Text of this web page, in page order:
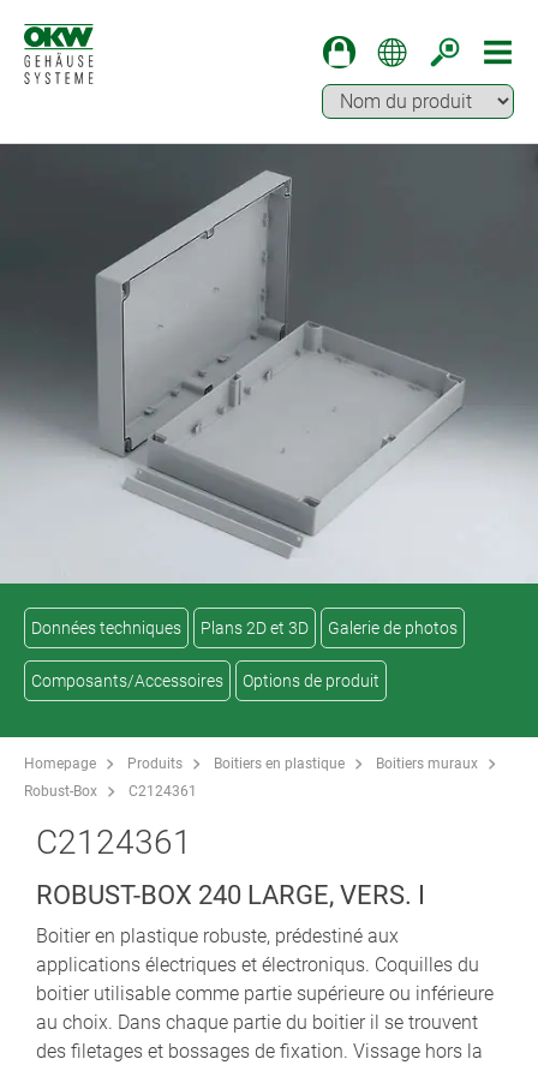
Données techniques Plans 2D et 3D Galerie de photos
Composants/Accessoires Options de produit
Homepage Produits Boitiers en plastique
Boitiers muraux
Robust-Box
C2124361
C2124361
ROBUST-BOX 240 LARGE, VERS. I
Boitier en plastique robuste, prédestiné aux
applications électriques et électroniqus. Coquilles du
boitier utilisable comme partie supérieure ou inférieure
au choix. Dans chaque partie du boitier il se trouvent
des filetages et bossages de fixation. Vissage hors la